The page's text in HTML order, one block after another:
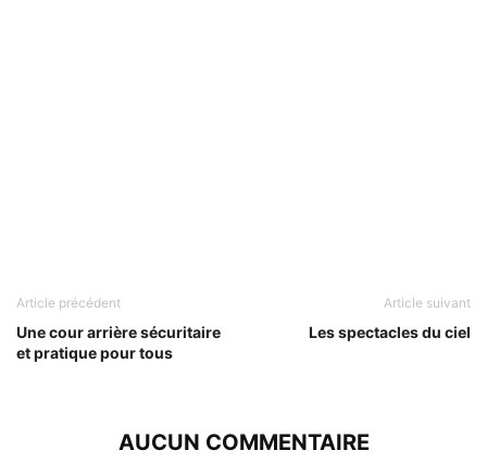
Article précédent
Une cour arrière sécuritaire
et pratique pour tous
Article suivant
Les spectacles du ciel
AUCUN COMMENTAIRE